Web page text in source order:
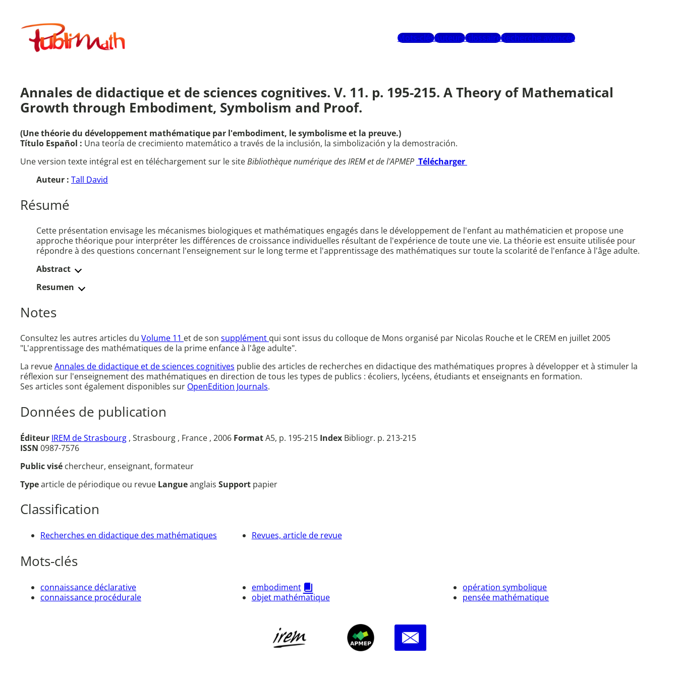
contenuPublimath
Mots-clésAuteursGlossaireRecherche avancée
Annales de didactique et de sciences cognitives. V. 11. p. 195-215. A Theory of Mathematical
Growth through Embodiment, Symbolism and Proof.
(Une théorie du développement mathématique par l'embodiment, le symbolisme et la preuve.)
Título Español : Una teoría de crecimiento matemático a través de la inclusión, la simbolización y la demostración.
Une version texte intégral est en téléchargement sur le siteBibliothèque numérique des IREM et de l'APMEP Télécharger
Auteur : Tall David
Résumé
Cette présentation envisage les mécanismes biologiques et mathématiques engagés dans le développement de l'enfant au mathématicien et propose une
approche théorique pour interpréter les différences de croissance individuelles résultant de l'expérience de toute une vie. La théorie est ensuite utilisée pour
répondre à des questions concernant l'enseignement sur le long terme et l'apprentissage des mathématiques sur toute la scolarité de l'enfance à l'âge adulte.
Abstract
Resumen
Notes
Consultez les autres articles du Volume 11 et de son supplément qui sont issus du colloque de Mons organisé par Nicolas Rouche et le CREM en juillet 2005
"L'apprentissage des mathématiques de la prime enfance à l'âge adulte".
La revueAnnales de didactique et de sciences cognitives publie des articles de recherches en didactique des mathématiques propres à développer et à stimuler la
réflexion sur l'enseignement des mathématiques en direction de tous les types de publics : écoliers, lycéens, étudiants et enseignants en formation.
Ses articles sont également disponibles sur OpenEdition Journals.
Données de publication
Éditeur IREM de Strasbourg , Strasbourg , France , 2006 FormatA5, p. 195-215 Index Bibliogr. p. 213-215
ISSN 0987-7576
Public visé chercheur, enseignant, formateur
Typearticle de périodique ou revue Langueanglais Support papier
Classification
Recherches en didactique des mathématiques Revues, article de revue
Mots-clés
connaissance déclarative
connaissance procédurale
embodiment
objet mathématique
opération symbolique
pensée mathématique